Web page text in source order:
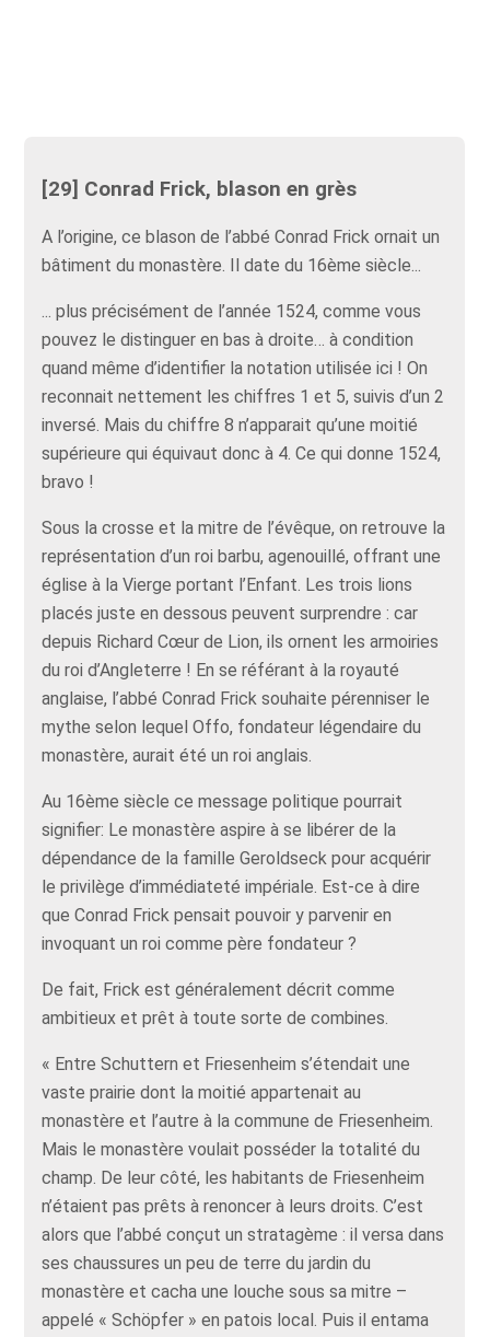
[29] Conrad Frick, blason en grès
A l’origine, ce blason de l’abbé Conrad Frick ornait un
bâtiment du monastère. Il date du 16ème siècle...
... plus précisément de l’année 1524, comme vous
pouvez le distinguer en bas à droite… à condition
quand même d’identifier la notation utilisée ici ! On
reconnait nettement les chiffres 1 et 5, suivis d’un 2
inversé. Mais du chiffre 8 n’apparait qu’une moitié
supérieure qui équivaut donc à 4. Ce qui donne 1524,
bravo !
Sous la crosse et la mitre de l’évêque, on retrouve la
représentation d’un roi barbu, agenouillé, offrant une
église à la Vierge portant l’Enfant. Les trois lions
placés juste en dessous peuvent surprendre : car
depuis Richard Cœur de Lion, ils ornent les armoiries
du roi d’Angleterre ! En se référant à la royauté
anglaise, l’abbé Conrad Frick souhaite pérenniser le
mythe selon lequel Offo, fondateur légendaire du
monastère, aurait été un roi anglais.
Au 16ème siècle ce message politique pourrait
signifier: Le monastère aspire à se libérer de la
dépendance de la famille Geroldseck pour acquérir
le privilège d’immédiateté impériale. Est-ce à dire
que Conrad Frick pensait pouvoir y parvenir en
invoquant un roi comme père fondateur ?
De fait, Frick est généralement décrit comme
ambitieux et prêt à toute sorte de combines.
« Entre Schuttern et Friesenheim s’étendait une
vaste prairie dont la moitié appartenait au
monastère et l’autre à la commune de Friesenheim.
Mais le monastère voulait posséder la totalité du
champ. De leur côté, les habitants de Friesenheim
n’étaient pas prêts à renoncer à leurs droits. C’est
alors que l’abbé conçut un stratagème : il versa dans
ses chaussures un peu de terre du jardin du
monastère et cacha une louche sous sa mitre –
appelé « Schöpfer » en patois local. Puis il entama